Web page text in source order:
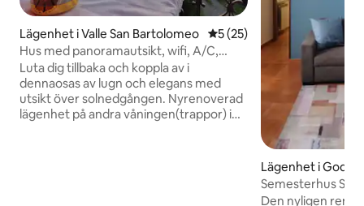
Lägenhet i Valle San Bartolomeo 5 av 5 i genomsnittligt
5 (25)
Hus med panoramautsikt, wifi, A/C,
Monferrato
Luta dig tillbaka och koppla av i
dennaosas av lugn och elegans med
utsikt över solnedgången. Nyrenoverad
lägenhet på andra våningen(trappor) i
Lägenhet i
Semesterhus
grönska
Den nyligen